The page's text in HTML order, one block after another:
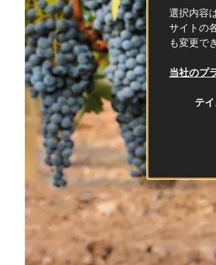
選択内容
サイトの
も変更で
当社のプ
テ